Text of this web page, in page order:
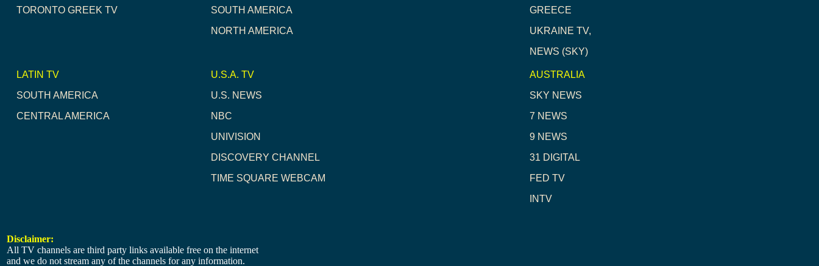
TORONTO GREEK TV
SOUTH AMERICA
NORTH AMERICA
GREECE
UKRAINE TV,
NEWS (SKY)
LATIN TV
SOUTH AMERICA
CENTRAL AMERICA
U.S.A. TV
U.S. NEWS
NBC
UNIVISION
DISCOVERY CHANNEL
TIME SQUARE WEBCAM
AUSTRALIA
SKY NEWS
7 NEWS
9 NEWS
31 DIGITAL
FED TV
INTV
Disclaimer:
All TV channels are third party links available free on the internet
and we do not stream any of the channels for any information.